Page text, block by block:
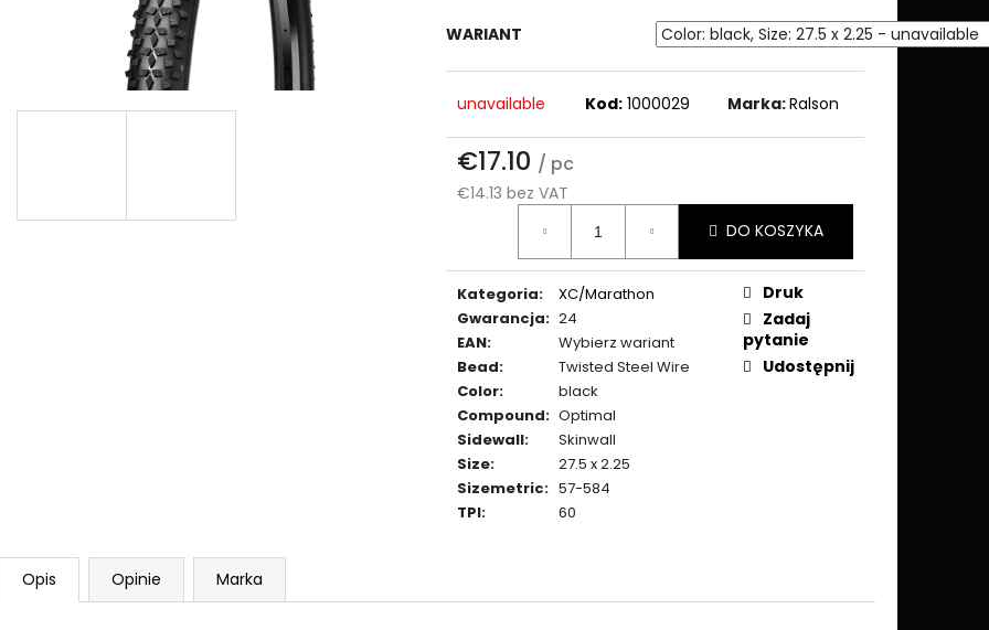
WARIANT
unavailable Kod: 1000029 Marka:Ralson
€17.10 / pc
€14.13 bez VAT
jednostkowa:
DO KOSZYKA
Kategoria:
XC/Marathon
Gwarancja: 24
EAN:
Wybierz wariant
Bead:
Twisted Steel Wire
Color:
black
Compound: Optimal
Sidewall:
Skinwall
Size:
27.5 x 2.25
Sizemetric: 57-584
TPI: 60
Druk
Zadaj
pytanie
Udostępnij
Opis Opinie Marka